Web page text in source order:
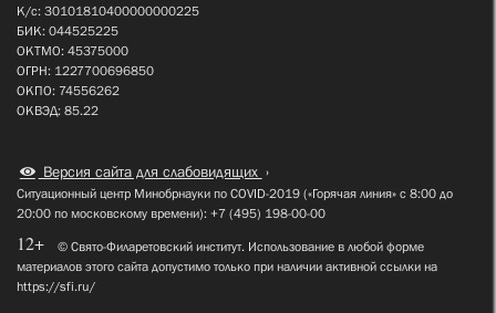
К/с: 30101810400000000225
БИК: 044525225
ОКТМО: 45375000
ОГРН: 1227700696850
ОКПО: 74556262
ОКВЭД: 85.22
Версия сайта для слабовидящих
Ситуационный центр Минобрнауки по COVID-2019 («Горячая линия» с 8:00 до
20:00 по московскому времени): +7 (495) 198-00-00
12+
© Свято-Филаретовский институт. Использование в любой форме
материалов этого сайта допустимо только при наличии активной ссылки на
https://sfi.ru/